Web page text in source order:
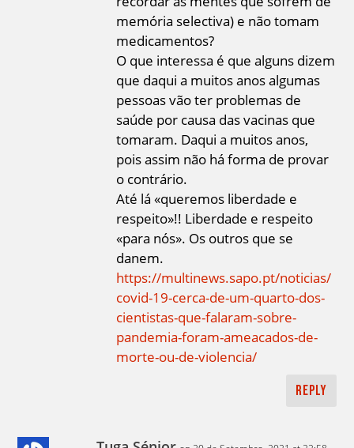
memória selectiva) e não tomam
medicamentos?
O que interessa é que alguns dizem
que daqui a muitos anos algumas
pessoas vão ter problemas de
saúde por causa das vacinas que
tomaram. Daqui a muitos anos,
pois assim não há forma de provar
o contrário.
Até lá «queremos liberdade e
respeito»!! Liberdade e respeito
«para nós». Os outros que se
danem.
https://multinews.sapo.pt/noticias/
covid-19-cerca-de-um-quarto-dos-
cientistas-que-falaram-sobre-
pandemia-foram-ameacados-de-
morte-ou-de-violencia/
Reply